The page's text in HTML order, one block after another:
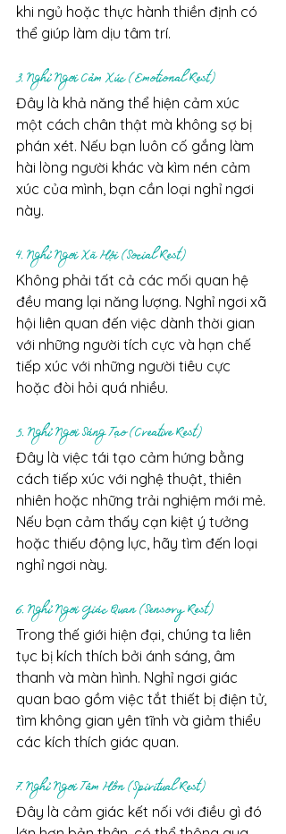
khi ngủ hoặc thực hành thiền định có
thể giúp làm dịu tâm trí.
3. Nghỉ Ngơi Cảm Xúc (Emotional Rest)
Đây là khả năng thể hiện cảm xúc
một cách chân thật mà không sợ bị
phán xét. Nếu bạn luôn cố gắng làm
hài lòng người khác và kìm nén cảm
xúc của mình, bạn cần loại nghỉ ngơi
này.
4. Nghỉ Ngơi Xã Hội (Social Rest)
Không phải tất cả các mối quan hệ
đều mang lại năng lượng. Nghỉ ngơi xã
hội liên quan đến việc dành thời gian
với những người tích cực và hạn chế
tiếp xúc với những người tiêu cực
hoặc đòi hỏi quá nhiều.
5. Nghỉ Ngơi Sáng Tạo (Creative Rest)
Đây là việc tái tạo cảm hứng bằng
cách tiếp xúc với nghệ thuật, thiên
nhiên hoặc những trải nghiệm mới mẻ.
Nếu bạn cảm thấy cạn kiệt ý tưởng
hoặc thiếu động lực, hãy tìm đến loại
nghỉ ngơi này.
6. Nghỉ Ngơi Giác Quan (Sensory Rest)
Trong thế giới hiện đại, chúng ta liên
tục bị kích thích bởi ánh sáng, âm
thanh và màn hình. Nghỉ ngơi giác
quan bao gồm việc tắt thiết bị điện tử,
tìm không gian yên tĩnh và giảm thiểu
các kích thích giác quan.
7. Nghỉ Ngơi Tâm Hồn (Spiritual Rest)
Đây là cảm giác kết nối với điều gì đó